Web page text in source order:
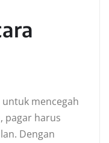
mencegah
pagar harus
Dengan